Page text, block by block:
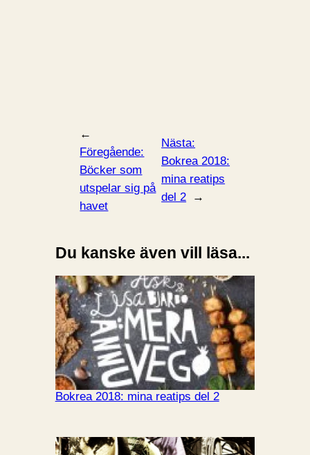
←
Föregående:
Böcker som
utspelar sig på
havet
Nästa:
Bokrea 2018:
mina reatips
del 2
→
Du kanske även vill läsa...
Bokrea 2018: mina reatips del 2